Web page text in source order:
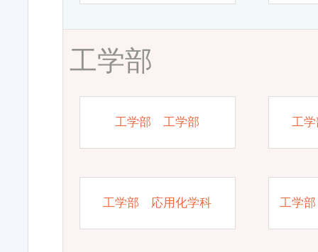
工学部
工学部 工学部 工
工学部 応用化学科 工学